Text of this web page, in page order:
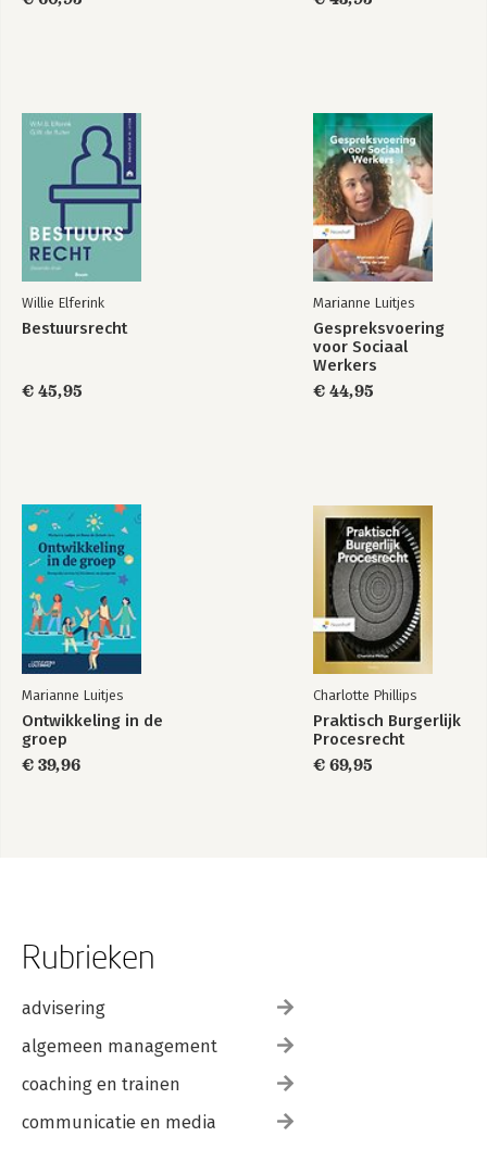
Praktisch Burgerlijk
Procesrecht
Hoofdlijnen
Nederlands recht
Bekijk alle boeken
Willie Elferink
Bestuursrecht
€ 45,95
Marianne Luitjes
Gespreksvoering
voor Sociaal
Werkers
€ 44,95
Marianne Luitjes
Ontwikkeling in de
groep
€ 39,96
Charlotte Phillips
Praktisch Burgerlijk
Procesrecht
€ 69,95
Rubrieken
advisering
algemeen management
coaching en trainen
communicatie en media